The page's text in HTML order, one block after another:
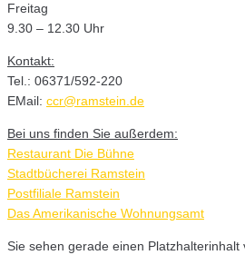
Freitag
9.30 – 12.30 Uhr
Kontakt:
Tel.: 06371/592-220
EMail: ccr@ramstein.de
Bei uns finden Sie außerdem:
Restaurant Die Bühne
Stadtbücherei Ramstein
Postfiliale Ramstein
Das Amerikanische Wohnungsamt
Sie sehen gerade einen Platzhalterinhalt